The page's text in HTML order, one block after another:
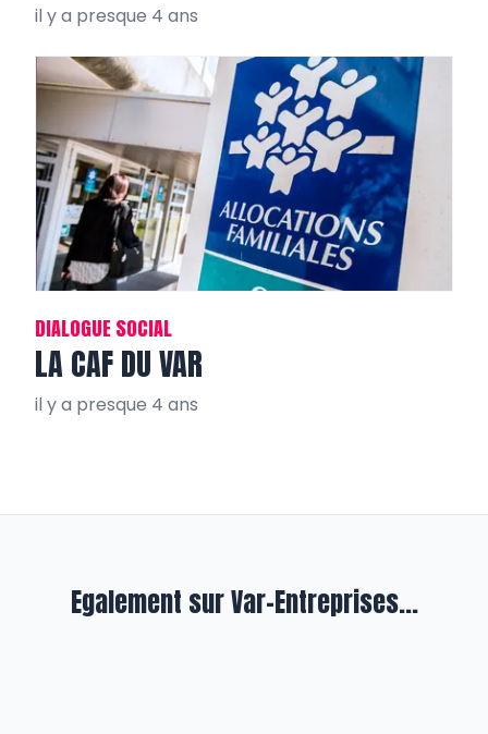
il y a presque 4 ans
DIALOGUE SOCIAL
LA CAF DU VAR
il y a presque 4 ans
Egalement sur Var-Entreprises...